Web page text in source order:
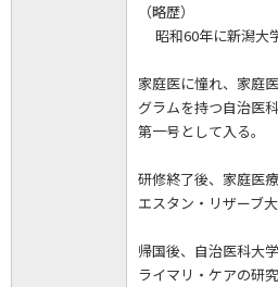
（略歴）
昭和60年に新潟大
家庭医に憧れ、家庭
グラムを持つ自治医
第一号として入る。
研修終了後、家庭医
エスタン・リザーブ大
帰国後、自治医科大
ライマリ・ケアの研究